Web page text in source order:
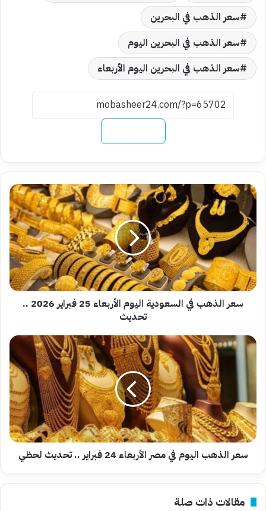
سعر الذهب في البحرين
سعر الذهب في البحرين اليوم
سعر الذهب في البحرين اليوم الأربعاء
سعر
الذهب
في
السعودية
اليوم
الأربعاء
25
فبراير
2026
سعر الذهب في السعودية اليوم الأربعاء 25 فبراير 2026 ..
تحديث
سعر
الذهب
مصر
الأربعاء
24
فبراير
..
تحديث
سعر الذهب اليوم في مصر الأربعاء 24 فبراير .. تحديث لحظي
مقالات ذات صلة